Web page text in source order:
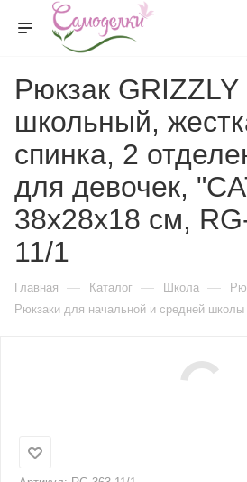
Рюкзак GRIZZLY
школьный,
спинка, 2
для девочек,
38х28х18 см,
11/1
Главная — Каталог — Школа —
Рюкзаки для начальной и средней школы